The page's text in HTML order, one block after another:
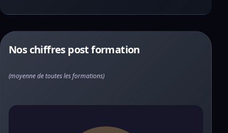
Nos chiffres post formation
(moyenne de toutes les formations)